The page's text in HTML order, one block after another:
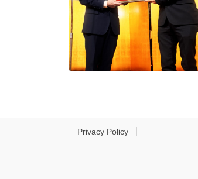
Privacy Policy